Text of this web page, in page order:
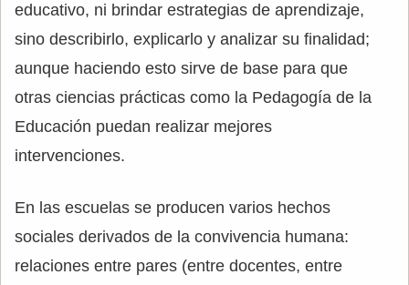
educativo, ni brindar estrategias de aprendizaje,
sino describirlo, explicarlo y analizar su finalidad;
aunque haciendo esto sirve de base para que
otras ciencias prácticas como la Pedagogía de la
Educación puedan realizar mejores
intervenciones.
En las escuelas se producen varios hechos
sociales derivados de la convivencia humana:
relaciones entre pares (entre docentes, entre